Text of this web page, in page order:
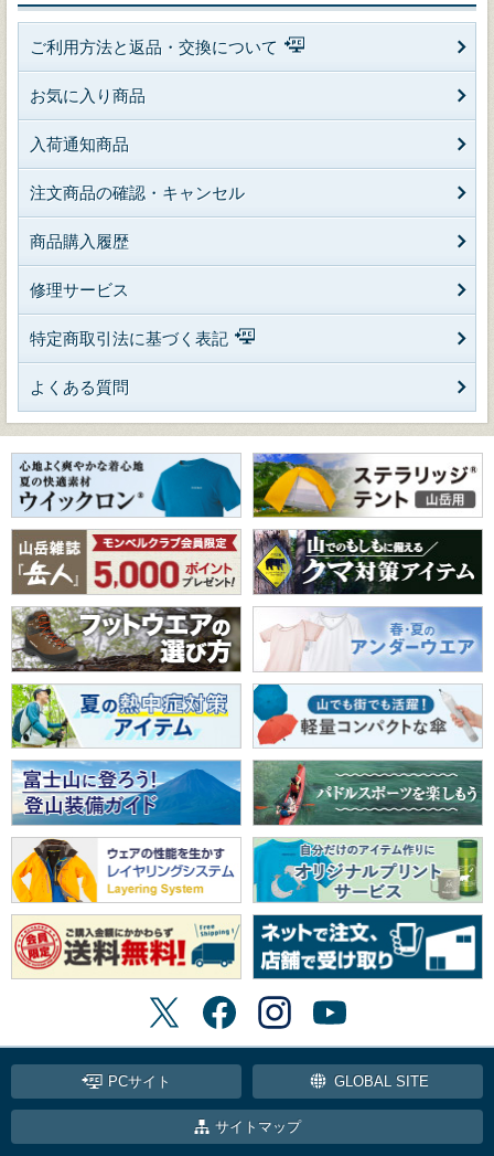
ご利用方法と返品・交換について
お気に入り商品
入荷通知商品
注文商品の確認・キャンセル
商品購入履歴
修理サービス
特定商取引法に基づく表記
よくある質問
PCサイト GLOBAL SITE
サイトマップ